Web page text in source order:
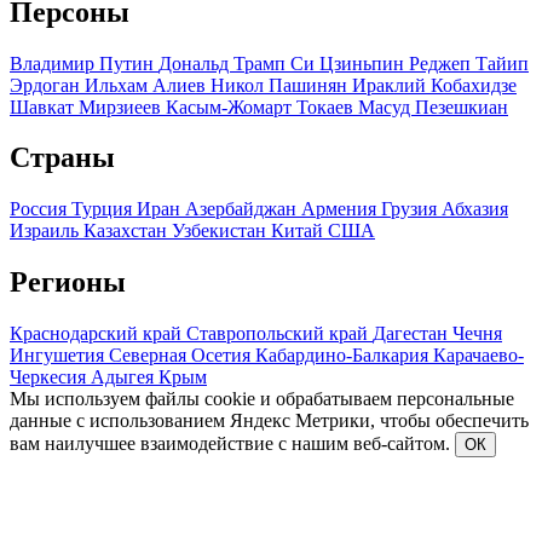
Персоны
Владимир Путин Дональд Трамп Си Цзиньпин Реджеп Тайип
Эрдоган Ильхам Алиев Никол Пашинян Ираклий Кобахидзе
Шавкат Мирзиеев Касым-Жомарт Токаев Масуд Пезешкиан
Страны
Россия Турция Иран Азербайджан Армения Грузия Абхазия
Израиль Казахстан Узбекистан Китай США
Регионы
Краснодарский край Ставропольский край Дагестан Чечня
Ингушетия Северная Осетия Кабардино-Балкария Карачаево-
Черкесия Адыгея Крым
Мы используем файлы cookie и обрабатываем персональные
данные с использованием Яндекс Метрики, чтобы обеспечить
вам наилучшее взаимодействие с нашим веб-сайтом.
ОК